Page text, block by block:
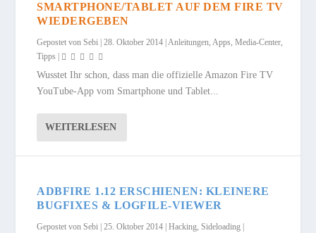
SMARTPHONE/TABLET AUF DEM FIRE TV
WIEDERGEBEN
Gepostet vonSebi |28. Oktober 2014 |Anleitungen,Apps,Media-Center,
Tipps
Wusstet Ihr schon, dass man die offizielle Amazon Fire TV
YouTube-App vom Smartphone und Tablet...
WEITERLESEN
ADBFIRE 1.12 ERSCHIENEN: KLEINERE
BUGFIXES & LOGFILE-VIEWER
Gepostet vonSebi |25. Oktober 2014 |Hacking,Sideloading